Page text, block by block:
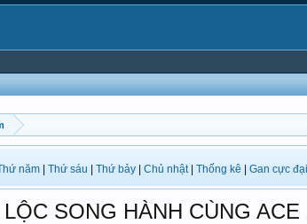
năm Thứ sáu Thứ bảy Chủ nhật| Thống kê Gan cực đại
SONG HÀNH CÙNG ACE